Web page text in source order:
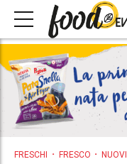
FRESCHI FRESCO